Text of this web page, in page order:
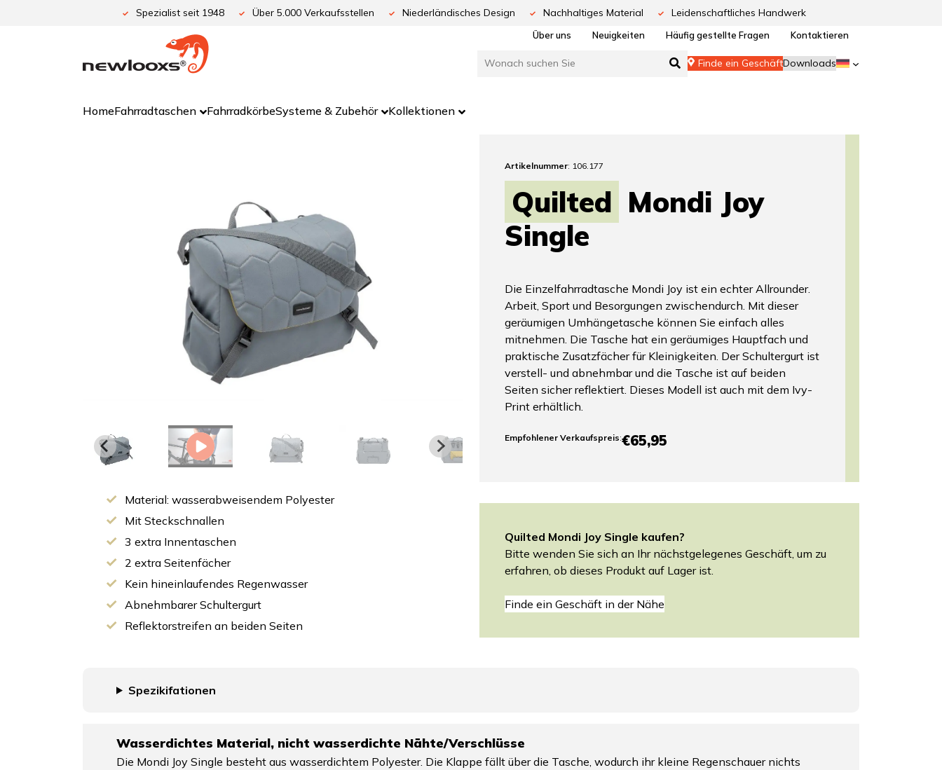
Spezialist seit 1948 Über 5.000 Verkaufsstellen Niederländisches Design Nachhaltiges Material Leidenschaftliches Handwerk
Über uns Neuigkeiten Häufig gestellte Fragen Kontaktieren
Finde ein GeschäftDownloads
HomeFahrradtaschen FahrradkörbeSysteme & Zubehör Kollektionen
Material: wasserabweisendem Polyester
Mit Steckschnallen
3 extra Innentaschen
2 extra Seitenfächer
Kein hineinlaufendes Regenwasser
Abnehmbarer Schultergurt
Reflektorstreifen an beiden Seiten
Artikelnummer: 106.177
Quilted Mondi Joy
Single
Die Einzelfahrradtasche Mondi Joy ist ein echter Allrounder.
Arbeit, Sport und Besorgungen zwischendurch. Mit dieser
geräumigen Umhängetasche können Sie einfach alles
mitnehmen. Die Tasche hat ein geräumiges Hauptfach und
praktische Zusatzfächer für Kleinigkeiten. Der Schultergurt ist
verstell- und abnehmbar und die Tasche ist auf beiden
Seiten sicher reflektiert. Dieses Modell ist auch mit dem Ivy-
Print erhältlich.
Empfohlener Verkaufspreis:€65,95
Quilted Mondi Joy Single kaufen?
Bitte wenden Sie sich an Ihr nächstgelegenes Geschäft, um zu
erfahren, ob dieses Produkt auf Lager ist.
Finde ein Geschäft in der Nähe
Spezikifationen
Wasserdichtes Material, nicht wasserdichte Nähte/Verschlüsse
Die Mondi Joy Single besteht aus wasserdichtem Polyester. Die Klappe fällt über die Tasche, wodurch ihr kleine Regenschauer nichts